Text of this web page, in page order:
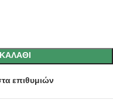
επιθυμιών